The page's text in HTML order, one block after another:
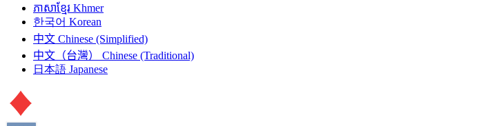
ភាសាខ្មែរ Khmer
한국어 Korean
中文 Chinese (Simplified)
中文（台灣）
Chinese (Traditional)
日本語 Japanese